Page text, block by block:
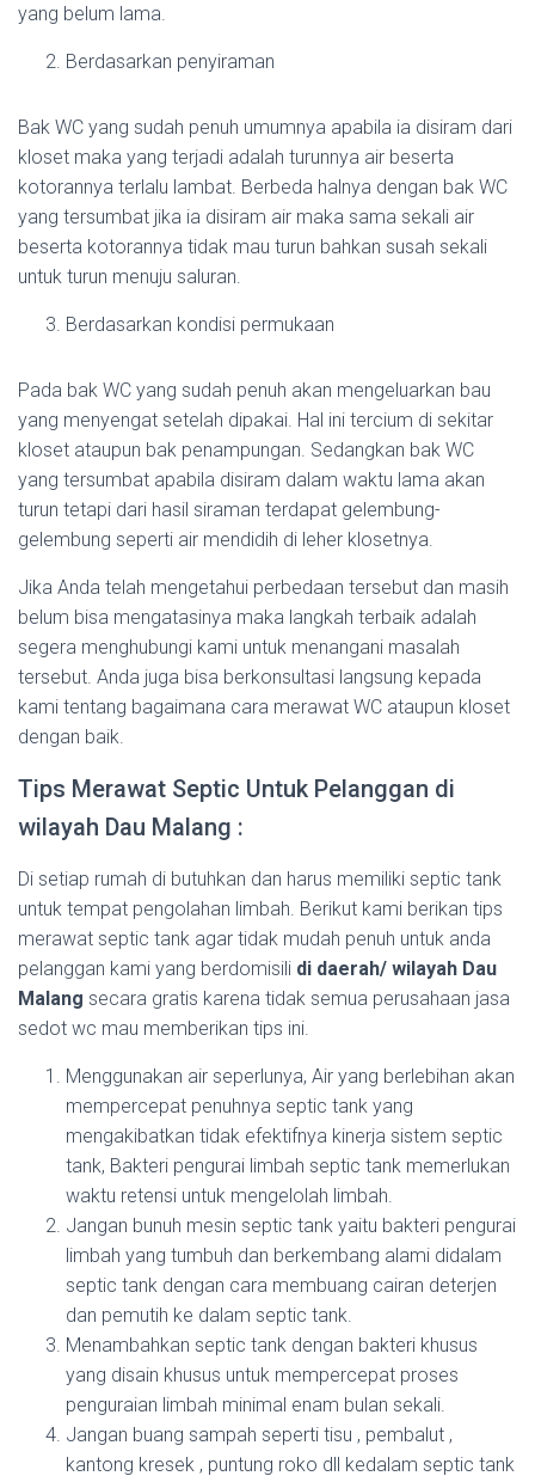
yang belum lama.
Berdasarkan penyiraman
Bak WC yang sudah penuh umumnya apabila ia disiram dari
kloset maka yang terjadi adalah turunnya air beserta
kotorannya terlalu lambat. Berbeda halnya dengan bak WC
yang tersumbat jika ia disiram air maka sama sekali air
beserta kotorannya tidak mau turun bahkan susah sekali
untuk turun menuju saluran.
Berdasarkan kondisi permukaan
Pada bak WC yang sudah penuh akan mengeluarkan bau
yang menyengat setelah dipakai. Hal ini tercium di sekitar
kloset ataupun bak penampungan. Sedangkan bak WC
yang tersumbat apabila disiram dalam waktu lama akan
turun tetapi dari hasil siraman terdapat gelembung-
gelembung seperti air mendidih di leher klosetnya.
Jika Anda telah mengetahui perbedaan tersebut dan masih
belum bisa mengatasinya maka langkah terbaik adalah
segera menghubungi kami untuk menangani masalah
tersebut. Anda juga bisa berkonsultasi langsung kepada
kami tentang bagaimana cara merawat WC ataupun kloset
dengan baik.
Tips Merawat Septic Untuk Pelanggan di
wilayah Dau Malang :
Di setiap rumah di butuhkan dan harus memiliki septic tank
untuk tempat pengolahan limbah. Berikut kami berikan tips
merawat septic tank agar tidak mudah penuh untuk anda
pelanggan kami yang berdomisili di daerah/ wilayah Dau
Malang secara gratis karena tidak semua perusahaan jasa
sedot wc mau memberikan tips ini.
Menggunakan air seperlunya, Air yang berlebihan akan
mempercepat penuhnya septic tank yang
mengakibatkan tidak efektifnya kinerja sistem septic
tank, Bakteri pengurai limbah septic tank memerlukan
waktu retensi untuk mengelolah limbah.
Jangan bunuh mesin septic tank yaitu bakteri pengurai
limbah yang tumbuh dan berkembang alami didalam
septic tank dengan cara membuang cairan deterjen
dan pemutih ke dalam septic tank.
Menambahkan septic tank dengan bakteri khusus
yang disain khusus untuk mempercepat proses
penguraian limbah minimal enam bulan sekali.
Jangan buang sampah seperti tisu , pembalut ,
kantong kresek , puntung roko dll kedalam septic tank